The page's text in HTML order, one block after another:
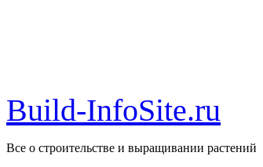
Build-InfoSite.ru
Все о строительстве и выращивании растений